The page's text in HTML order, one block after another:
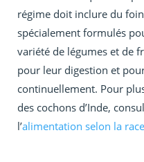
régime doit inclure du
spécialement formulés
variété de légumes et de
pour leur digestion et
continuellement. Pour
des cochons d’Inde,
l’alimentation selon la race